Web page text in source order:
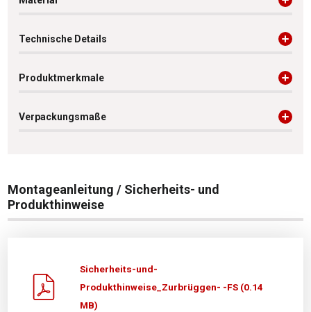
Technische Details
Produktmerkmale
Verpackungsmaße
Montageanleitung / Sicherheits- und
Produkthinweise
Sicherheits-und-
Produkthinweise_Zurbrüggen- -FS (0.14
MB)